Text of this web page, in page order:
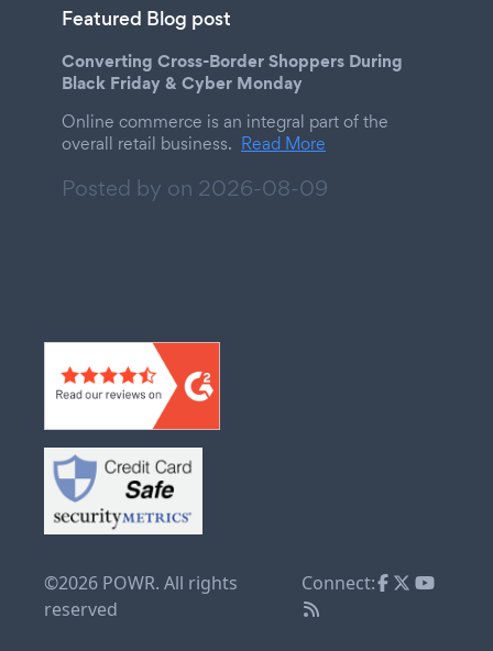
Featured Blog post
Converting Cross-Border Shoppers During
Black Friday & Cyber Monday
Online commerce is an integral part of the
overall retail business. Read More
Posted by on 2026-08-09
©2026 POWR. All rights
reserved
Connect: